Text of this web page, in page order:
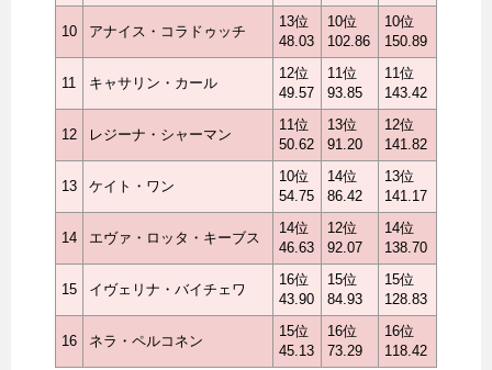
10 アナイス・コラドゥッチ
13位
48.03
10位
102.86
10位
150.89
11 キャサリン・カール
12位
49.57
11位
93.85
11位
143.42
12 レジーナ・シャーマン
11位
50.62
13位
91.20
12位
141.82
13 ケイト・ワン
10位
54.75
14位
86.42
13位
141.17
14 エヴァ・ロッタ・キーブス
14位
46.63
12位
92.07
14位
138.70
15 イヴェリナ・バイチェワ
16位
43.90
15位
84.93
15位
128.83
16 ネラ・ペルコネン
15位
45.13
16位
73.29
16位
118.42